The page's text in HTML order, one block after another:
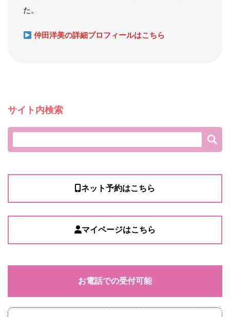
た。
仲田洋美の詳細プロフィールはこちら
サイト内検索
ネット予約はこちら
マイページはこちら
お電話での受付可能